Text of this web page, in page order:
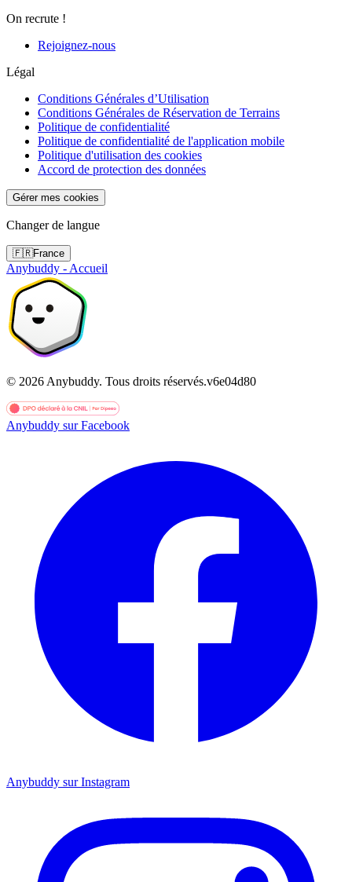
On recrute !
Rejoignez-nous
Légal
Conditions Générales d’Utilisation
Conditions Générales de Réservation de Terrains
Politique de confidentialité
Politique de confidentialité de l'application mobile
Politique d'utilisation des cookies
Accord de protection des données
Gérer mes cookies
Changer de langue
🇫🇷France
Anybuddy - Accueil
© 2026 Anybuddy. Tous droits réservés.v6e04d80
Anybuddy sur Facebook
Anybuddy sur Instagram